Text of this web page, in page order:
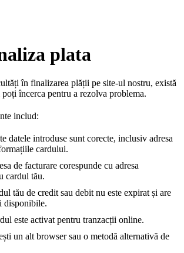
plata
în finalizarea plății pe site-ul nostru, există
încerca pentru a rezolva problema.
includ:
datele introduse sunt corecte, inclusiv adresa
cardului.
de facturare corespunde cu adresa
cardul tău.
tău de credit sau debit nu este expirat și are
disponibile.
este activat pentru tranzacții online.
un alt browser sau o metodă alternativă de